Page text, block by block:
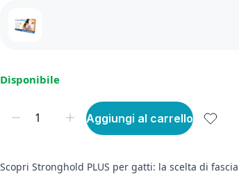
Disponibile
Aggiungi al carrello
Scopri Stronghold PLUS per gatti: la scelta di